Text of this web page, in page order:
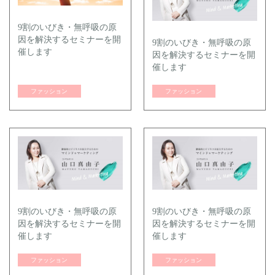
9割のいびき・無呼吸の原
因を解決するセミナーを開
催します
ファッション
9割のいびき・無呼吸の原
因を解決するセミナーを開
催します
ファッション
9割のいびき・無呼吸の原
因を解決するセミナーを開
催します
ファッション
9割のいびき・無呼吸の原
因を解決するセミナーを開
催します
ファッション